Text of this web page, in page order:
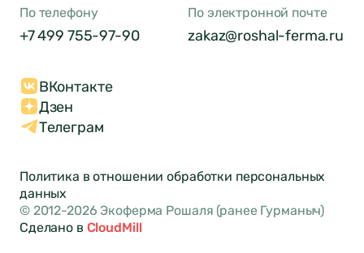
По телефону
+7 499 755-97-90
По электронной почте
zakaz@roshal-ferma.ru
ВКонтакте
Дзен
Телеграм
Политика в отношении обработки персональных
данных
© 2012-2026 Экоферма Рошаля (ранее Гурманыч)
Сделано в CloudMill